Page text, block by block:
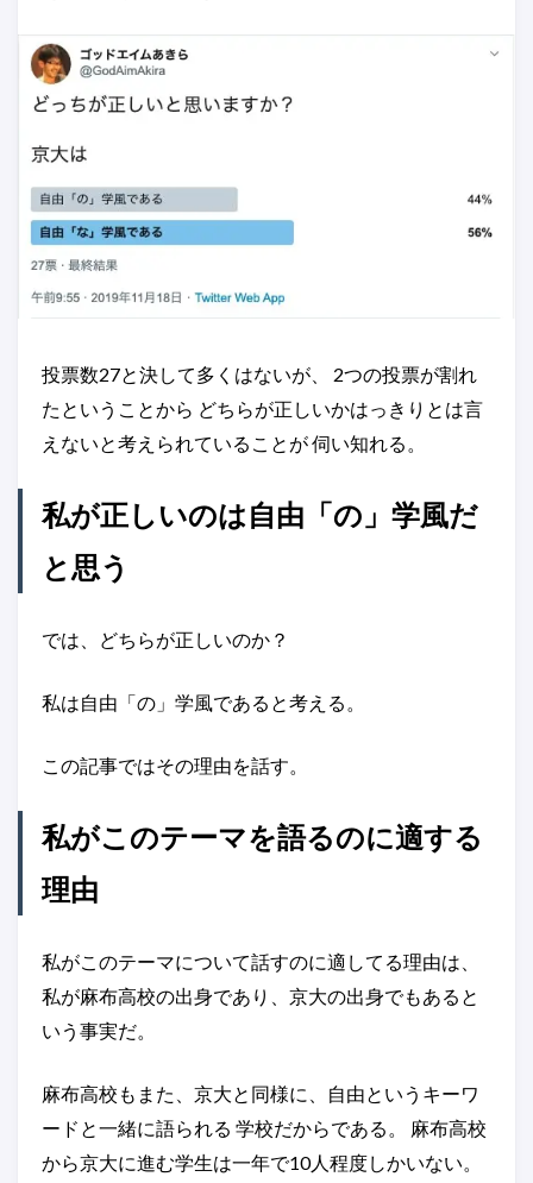
投票数27と決して多くはないが、 2つの投票が割れ
たということから どちらが正しいかはっきりとは言
えないと考えられていることが 伺い知れる。
私が正しいのは自由「の」学風だ
と思う
では、どちらが正しいのか？
私は自由「の」学風であると考える。
この記事ではその理由を話す。
私がこのテーマを語るのに適する
理由
私がこのテーマについて話すのに適してる理由は、
私が麻布高校の出身であり、京大の出身でもあると
いう事実だ。
麻布高校もまた、京大と同様に、自由というキーワ
ードと一緒に語られる 学校だからである。 麻布高校
から京大に進む学生は一年で10人程度しかいない。